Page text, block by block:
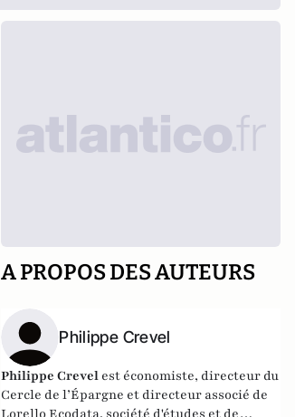
A PROPOS DES AUTEURS
Philippe Crevel
Philippe Crevel est économiste, directeur du
Cercle de l’Épargne et directeur associé de